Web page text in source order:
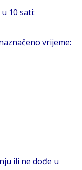
10 sati:
vrijeme:
ili ne dođe u